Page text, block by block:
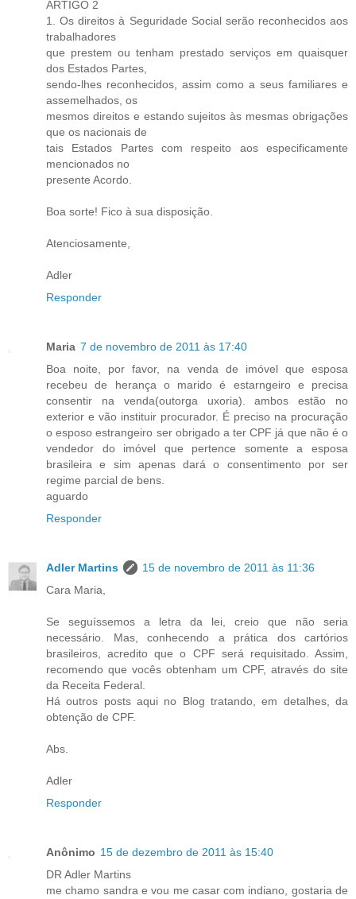
ARTIGO 2
1. Os direitos à Seguridade Social serão reconhecidos aos
trabalhadores
que prestem ou tenham prestado serviços em quaisquer
dos Estados Partes,
sendo-lhes reconhecidos, assim como a seus familiares e
assemelhados, os
mesmos direitos e estando sujeitos às mesmas obrigações
que os nacionais de
tais Estados Partes com respeito aos especificamente
mencionados no
presente Acordo.
Boa sorte! Fico à sua disposição.
Atenciosamente,
Adler
Responder
Maria 7 de novembro de 2011 às 17:40
Boa noite, por favor, na venda de imóvel que esposa
recebeu de herança o marido é estarngeiro e precisa
consentir na venda(outorga uxoria). ambos estão no
exterior e vão instituir procurador. É preciso na procuração
o esposo estrangeiro ser obrigado a ter CPF já que não é o
vendedor do imóvel que pertence somente a esposa
brasileira e sim apenas dará o consentimento por ser
regime parcial de bens.
aguardo
Responder
Adler Martins
15 de novembro de 2011 às 11:36
Cara Maria,
Se seguíssemos a letra da lei, creio que não seria
necessário. Mas, conhecendo a prática dos cartórios
brasileiros, acredito que o CPF será requisitado. Assim,
recomendo que vocês obtenham um CPF, através do site
da Receita Federal.
Há outros posts aqui no Blog tratando, em detalhes, da
obtenção de CPF.
Abs.
Adler
Responder
Anônimo 15 de dezembro de 2011 às 15:40
DR Adler Martins
me chamo sandra e vou me casar com indiano, gostaria de